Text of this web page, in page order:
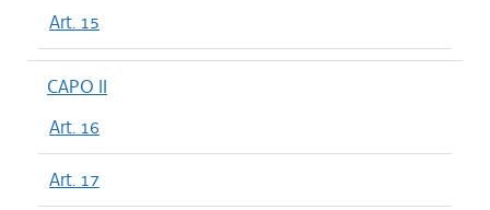
Art. 15
CAPO II
Art. 16
Art. 17